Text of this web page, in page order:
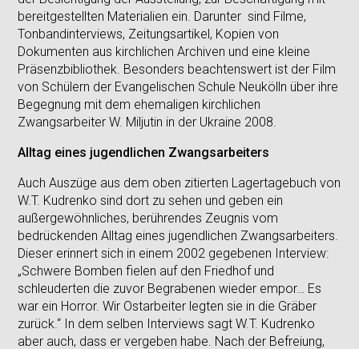
bereitgestellten Materialien ein. Darunter sind Filme,
Tonbandinterviews, Zeitungsartikel, Kopien von
Dokumenten aus kirchlichen Archiven und eine kleine
Präsenzbibliothek. Besonders beachtenswert ist der Film
von Schülern der Evangelischen Schule Neukölln über ihre
Begegnung mit dem ehemaligen kirchlichen
Zwangsarbeiter W. Miljutin in der Ukraine 2008.
Alltag eines jugendlichen Zwangsarbeiters
Auch Auszüge aus dem oben zitierten Lagertagebuch von
W.T. Kudrenko sind dort zu sehen und geben ein
außergewöhnliches, berührendes Zeugnis vom
bedrückenden Alltag eines jugendlichen Zwangsarbeiters.
Dieser erinnert sich in einem 2002 gegebenen Interview:
„Schwere Bomben fielen auf den Friedhof und
schleuderten die zuvor Begrabenen wieder empor… Es
war ein Horror. Wir Ostarbeiter legten sie in die Gräber
zurück.“ In dem selben Interviews sagt W.T. Kudrenko
aber auch, dass er vergeben habe. Nach der Befreiung,